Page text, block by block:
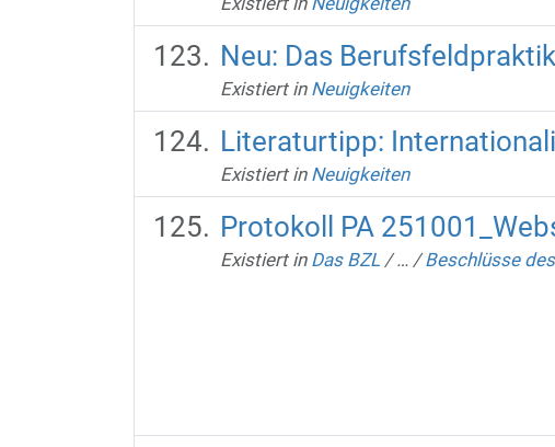
Neu: Das
Existiert in Neuigkeiten
Literaturtipp:
Existiert in Neuigkeiten
Protokoll PA
Existiert in Das BZL /… /Beschlüsse